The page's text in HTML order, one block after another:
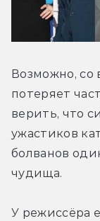
Возможно,
потеряет
верить, что
ужастиков
болванов
чудища.
У режиссёра